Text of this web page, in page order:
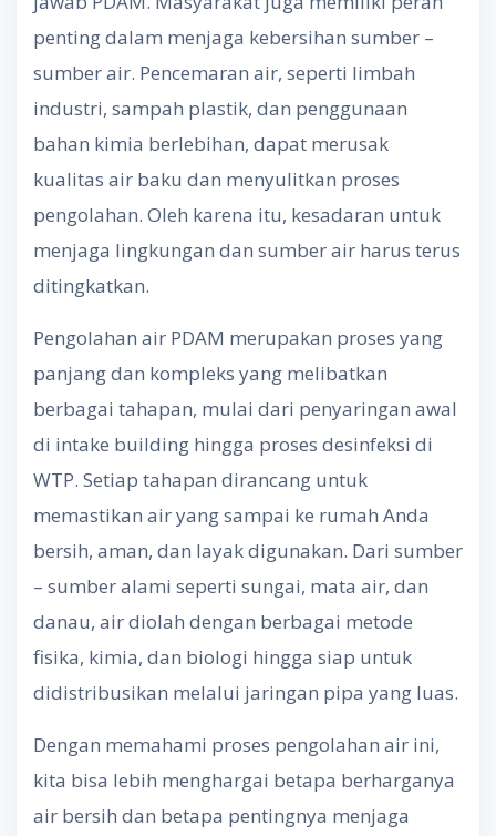
penting dalam menjaga kebersihan sumber –
sumber air. Pencemaran air, seperti limbah
industri, sampah plastik, dan penggunaan
bahan kimia berlebihan, dapat merusak
kualitas air baku dan menyulitkan proses
pengolahan. Oleh karena itu, kesadaran untuk
menjaga lingkungan dan sumber air harus terus
ditingkatkan.
Pengolahan air PDAM merupakan proses yang
panjang dan kompleks yang melibatkan
berbagai tahapan, mulai dari penyaringan awal
di intake building hingga proses desinfeksi di
WTP. Setiap tahapan dirancang untuk
memastikan air yang sampai ke rumah Anda
bersih, aman, dan layak digunakan. Dari sumber
– sumber alami seperti sungai, mata air, dan
danau, air diolah dengan berbagai metode
fisika, kimia, dan biologi hingga siap untuk
didistribusikan melalui jaringan pipa yang luas.
Dengan memahami proses pengolahan air ini,
kita bisa lebih menghargai betapa berharganya
air bersih dan betapa pentingnya menjaga